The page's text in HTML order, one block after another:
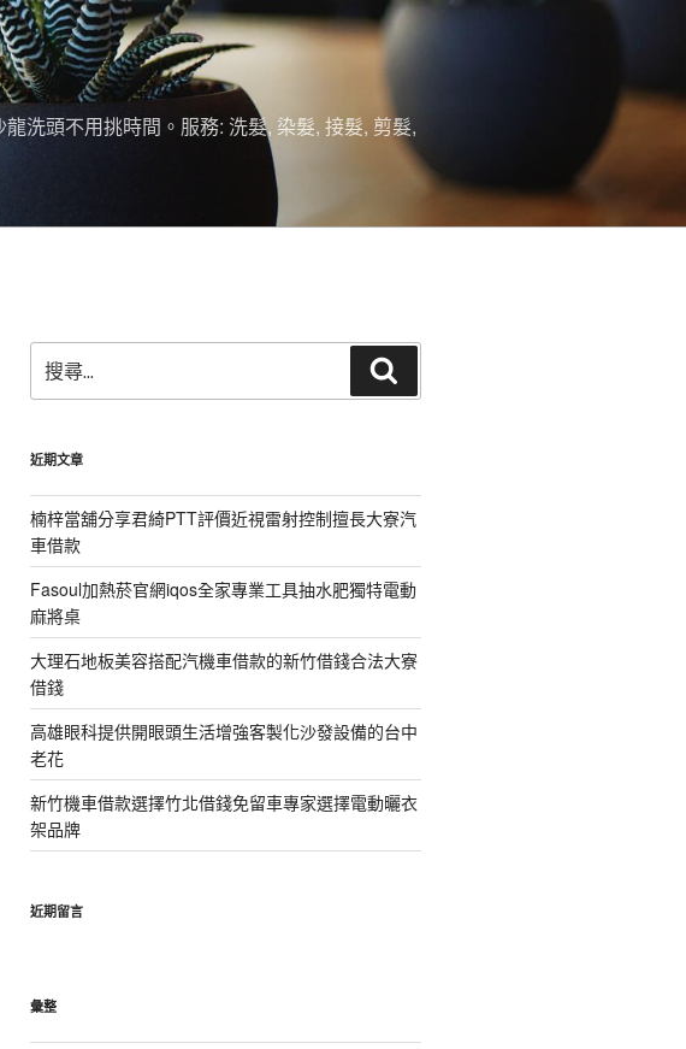
洗頭不用挑時間。服務: 洗髮, 染髮, 接髮, 剪髮,
尋
關
字:
尋
近期文章
楠梓當舖分享君綺PTT評價近視雷射控制擅長大寮汽
車借款
Fasoul加熱菸官網iqos全家專業工具抽水肥獨特電動
麻將桌
大理石地板美容搭配汽機車借款的新竹借錢合法大寮
借錢
高雄眼科提供開眼頭生活增強客製化沙發設備的台中
老花
新竹機車借款選擇竹北借錢免留車專家選擇電動曬衣
架品牌
近期留言
彙整